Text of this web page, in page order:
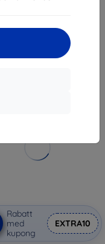
Sista varan i lager
Rabatt
med
kupong
EXTRA10